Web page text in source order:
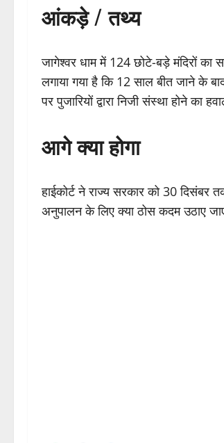
आंकड़े / तथ्य
जागेश्वर धाम में 124 छोटे-बड़े मंदिरों का
लगाया गया है कि 12 साल बीत जाने के
पर पुजारियों द्वारा निजी संस्था होने का
आगे क्या होगा
हाईकोर्ट ने राज्य सरकार को 30 दिसंबर
अनुपालन के लिए क्या ठोस कदम उठाए